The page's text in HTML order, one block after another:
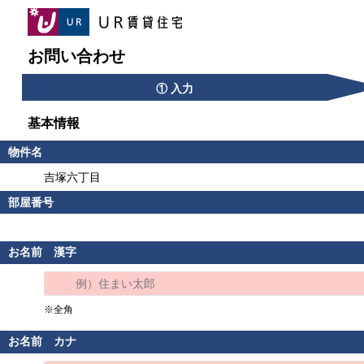
お問い合わせ
① 入力
基本情報
物件名
吉塚六丁目
部屋番号
お名前 漢字
※全角
お名前 カナ